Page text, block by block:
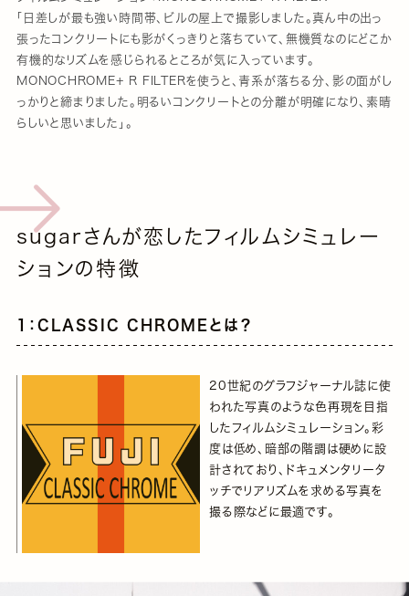
「日差しが最も強い時間帯、ビルの屋上で撮影しました。真ん中の出っ
張ったコンクリートにも影がくっきりと落ちていて、無機質なのにどこか
有機的なリズムを感じられるところが気に入っています。
MONOCHROME+ R FILTERを使うと、青系が落ちる分、影の面がし
っかりと締まりました。明るいコンクリートとの分離が明確になり、素晴
らしいと思いました」。
sugarさんが恋したフィルムシミュレー
ションの特徴
1：CLASSIC CHROMEとは？
20世紀のグラフジャーナル誌に使
われた写真のような色再現を目指
したフィルムシミュレーション。彩
度は低め、暗部の階調は硬めに設
計されており、ドキュメンタリータ
ッチでリアリズムを求める写真を
撮る際などに最適です。